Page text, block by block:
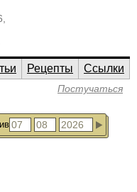
Рецепты
Ссылки
Постучаться